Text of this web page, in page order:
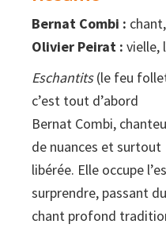
Bernat Combi :
Olivier Peirat : vielle,
Eschantits(le feu
c’est tout d’abord
Bernat Combi,
de nuances et surtout
libérée. Elle occupe
surprendre, passant du
chant profond